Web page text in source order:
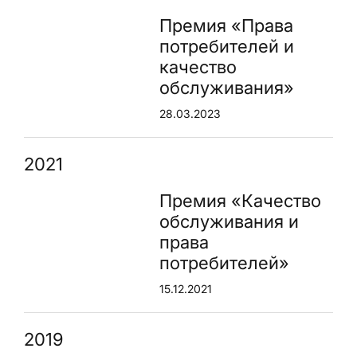
Премия «Права
потребителей и
качество
обслуживания»
28.03.2023
2021
Премия «Качество
обслуживания и
права
потребителей»
15.12.2021
2019